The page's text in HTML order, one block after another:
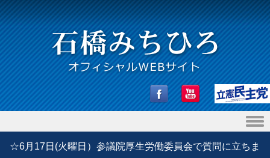
Skip to content
☆6月17日(火曜日）参議院厚生労働委員会で質問に立ちま